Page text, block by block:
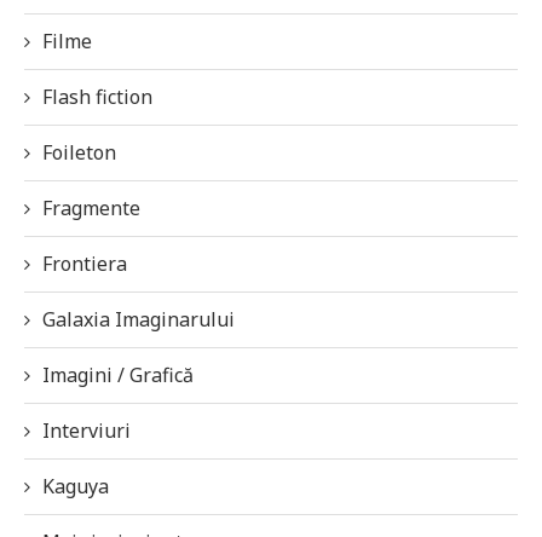
Filme
Flash fiction
Foileton
Fragmente
Frontiera
Galaxia Imaginarului
Imagini / Grafică
Interviuri
Kaguya